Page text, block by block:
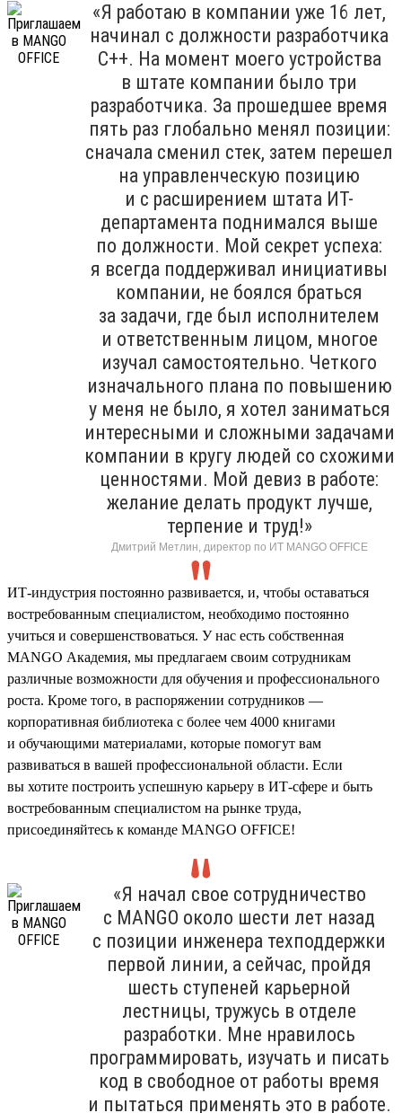
«Я работаю в компании уже 16 лет,
начинал с должности разработчика
С++. На момент моего устройства
в штате компании было три
разработчика. За прошедшее время
пять раз глобально менял позиции:
сначала сменил стек, затем перешел
на управленческую позицию
и с расширением штата ИТ-
департамента поднимался выше
по должности. Мой секрет успеха:
я всегда поддерживал инициативы
компании, не боялся браться
за задачи, где был исполнителем
и ответственным лицом, многое
изучал самостоятельно. Четкого
изначального плана по повышению
у меня не было, я хотел заниматься
интересными и сложными задачами
компании в кругу людей со схожими
ценностями. Мой девиз в работе:
желание делать продукт лучше,
терпение и труд!»
Дмитрий Метлин, директор по ИТ MANGO OFFICE
ИТ-индустрия постоянно развивается, и, чтобы оставаться
востребованным специалистом, необходимо постоянно
учиться и совершенствоваться. У нас есть собственная
MANGO Академия, мы предлагаем своим сотрудникам
различные возможности для обучения и профессионального
роста. Кроме того, в распоряжении сотрудников —
корпоративная библиотека с более чем 4000 книгами
и обучающими материалами, которые помогут вам
развиваться в вашей профессиональной области. Если
вы хотите построить успешную карьеру в ИТ-сфере и быть
востребованным специалистом на рынке труда,
присоединяйтесь к команде MANGO OFFICE!
«Я начал свое сотрудничество
с MANGO около шести лет назад
с позиции инженера техподдержки
первой линии, а сейчас, пройдя
шесть ступеней карьерной
лестницы, тружусь в отделе
разработки. Мне нравилось
программировать, изучать и писать
код в свободное от работы время
и пытаться применять это в работе.